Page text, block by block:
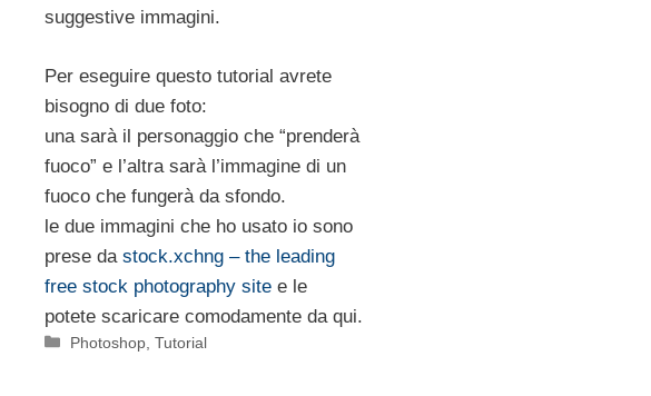
suggestive immagini.
Per eseguire questo tutorial avrete
bisogno di due foto:
una sarà il personaggio che “prenderà
fuoco” e l’altra sarà l’immagine di un
fuoco che fungerà da sfondo.
le due immagini che ho usato io sono
prese da stock.xchng – the leading
free stock photography site e le
potete scaricare comodamente da qui.
Categorie
Photoshop ,Tutorial